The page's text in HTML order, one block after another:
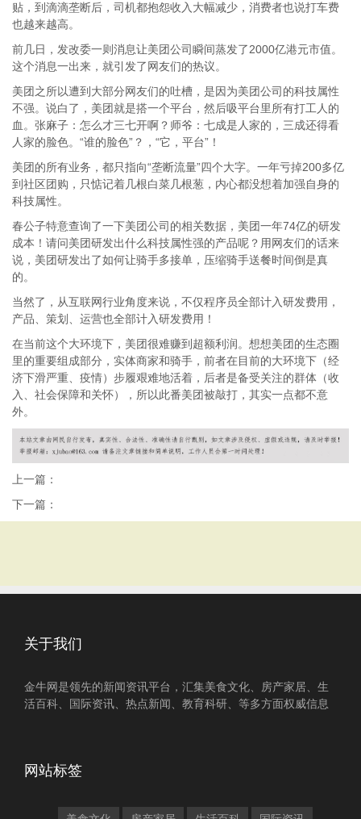
贴，到滴滴垄断后，司机都抱怨收入大幅减少，消费者也说打车费
也越来越高。
前几日，发改委一则消息让美团公司瞬间蒸发了2000亿港元市值。
这个消息一出来，就引发了网友们的热议。
美团之所以遭到大部分网友们的吐槽，是因为美团公司的科技属性
不强。说白了，美团就是搭一个平台，然后吸平台里所有打工人的
血。张麻子：怎么才三七开啊？师爷：七成是人家的，三成还得看
人家的脸色。“谁的脸色”？，“它，平台”！
美团的所有业务，都只指向“垄断流量”四个大字。一年亏掉200多亿
到社区团购，只惦记着几根白菜几根葱，内心都没想着加强自身的
科技属性。
春公子特意查询了一下美团公司的相关数据，美团一年74亿的研发
成本！请问美团研发出什么科技属性强的产品呢？用网友们的话来
说，美团研发出了如何让骑手多接单，压缩骑手送餐时间倒是真
的。
当然了，从互联网行业角度来说，不仅程序员全部计入研发费用，
产品、策划、运营也全部计入研发费用！
在当前这个大环境下，美团很难赚到超额利润。想想美团的生态圈
里的重要组成部分，实体商家和骑手，前者在目前的大环境下（经
济下滑严重、疫情）步履艰难地活着，后者是备受关注的群体（收
入、社会保障和关怀），所以此番美团被敲打，其实一点都不意
外。
上一篇：
下一篇：
关于我们
金牛网是领先的新闻资讯平台，汇集美食文化、房产家居、生
活百科、国际资讯、热点新闻、教育科研、等多方面权威信息
网站标签